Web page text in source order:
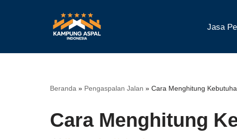
konten
Jasa
Beranda » Pengaspalan Jalan » Cara Menghitung
Cara Menghitung